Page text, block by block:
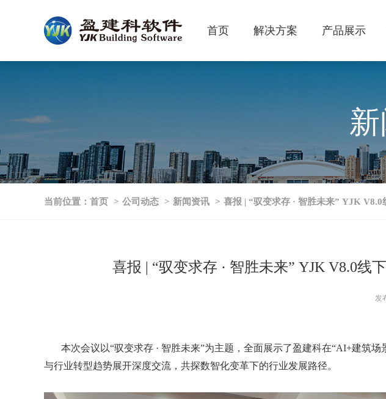
首页 解决方案 产品展示
当前位置： 首页 > 公司动态 > 新闻资讯 > 喜报 | “驭变求存 · 智胜未来” YJK
喜报 | “驭变求存 · 智胜未来” YJK V8.0线
发
本次会议以“驭变求存 · 智胜未来”为主题，全面展示了盈建科在“AI+建筑
与行业转型趋势展开深度交流，共探数智化变革下的行业发展路径。